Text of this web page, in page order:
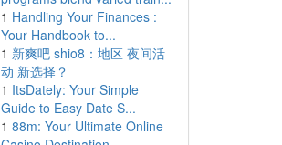
1 Handling Your Finances :
Your Handbook to...
1 新爽吧 shio8：地区 夜间活
动 新选择？
1 ItsDately: Your Simple
Guide to Easy Date S...
1 88m: Your Ultimate Online